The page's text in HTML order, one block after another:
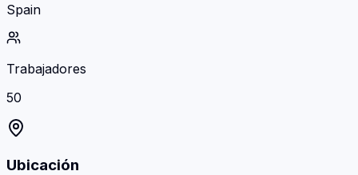
Spain
Trabajadores
50
Ubicación